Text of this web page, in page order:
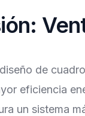
de
eficiencia
un sistema